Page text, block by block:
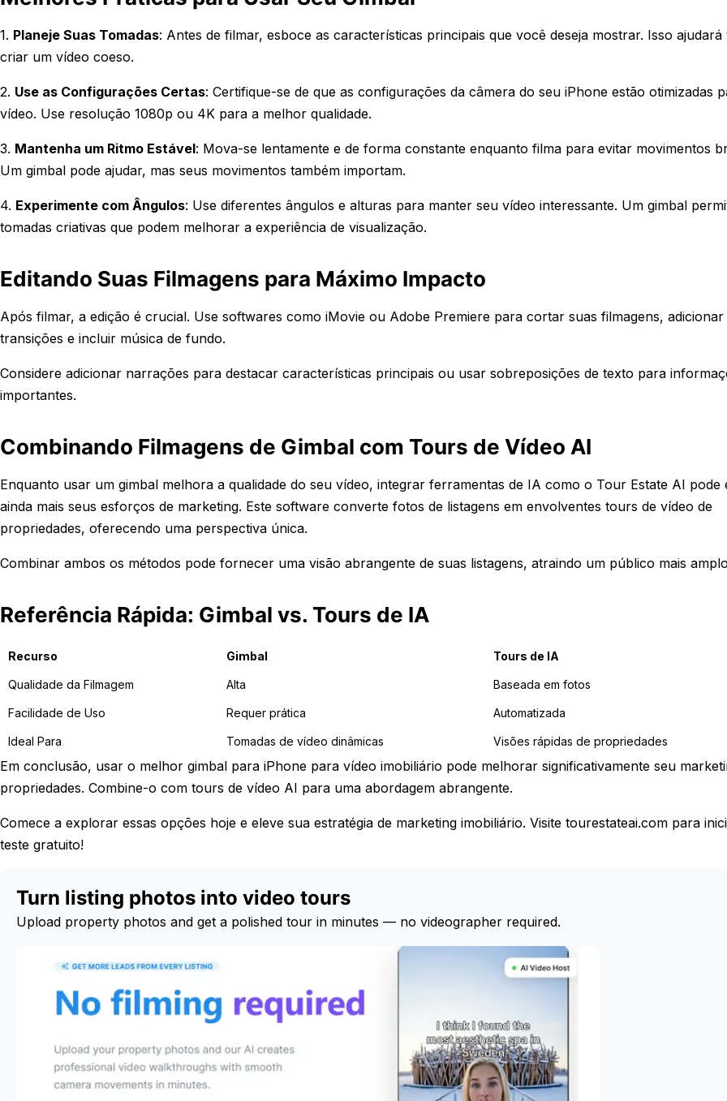
1. Planeje Suas Tomadas: Antes de filmar, esboce as características principais que você deseja mostrar. Isso ajudará
criar um vídeo coeso.
2. Use as Configurações Certas: Certifique-se de que as configurações da câmera do seu iPhone estão otimizadas
vídeo. Use resolução 1080p ou 4K para a melhor qualidade.
3. Mantenha um Ritmo Estável: Mova-se lentamente e de forma constante enquanto filma para evitar movimentos
Um gimbal pode ajudar, mas seus movimentos também importam.
4. Experimente com Ângulos: Use diferentes ângulos e alturas para manter seu vídeo interessante. Um gimbal
tomadas criativas que podem melhorar a experiência de visualização.
Editando Suas Filmagens para Máximo Impacto
Após filmar, a edição é crucial. Use softwares como iMovie ou Adobe Premiere para cortar suas filmagens, adicionar
transições e incluir música de fundo.
Considere adicionar narrações para destacar características principais ou usar sobreposições de texto para
importantes.
Combinando Filmagens de Gimbal com Tours de Vídeo AI
Enquanto usar um gimbal melhora a qualidade do seu vídeo, integrar ferramentas de IA como o Tour Estate AI pode
ainda mais seus esforços de marketing. Este software converte fotos de listagens em envolventes tours de vídeo de
propriedades, oferecendo uma perspectiva única.
Combinar ambos os métodos pode fornecer uma visão abrangente de suas listagens, atraindo um público mais
Referência Rápida: Gimbal vs. Tours de IA
Recurso Gimbal Tours de IA
Qualidade da Filmagem Alta Baseada em fotos
Facilidade de Uso Requer prática Automatizada
Ideal Para Tomadas de vídeo dinâmicas Visões rápidas de propriedades
Em conclusão, usar o melhor gimbal para iPhone para vídeo imobiliário pode melhorar significativamente seu
propriedades. Combine-o com tours de vídeo AI para uma abordagem abrangente.
Comece a explorar essas opções hoje e eleve sua estratégia de marketing imobiliário. Visite tourestateai.com para
teste gratuito!
Turn listing photos into video tours
Upload property photos and get a polished tour in minutes — no videographer required.